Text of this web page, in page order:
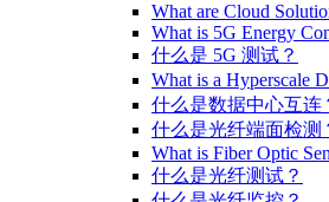
What are Cloud
What is 5G Energy
什么是 5G 测试？
What is a Hyperscale
什么是数据中心互连
什么是光纤端面检测
What is Fiber Optic
什么是光纤测试？